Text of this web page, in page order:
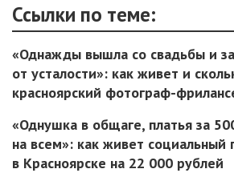
Ссылки по теме:
«Однажды вышла со свадьбы и
от усталости»: как живет и
красноярский фотограф-
«Однушка в общаге, платья за
на всем»: как живет социальный
в Красноярске на 22 000 рублей